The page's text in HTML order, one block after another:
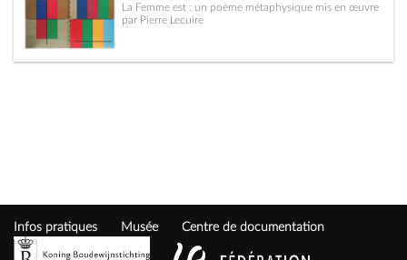
La Femme est : un poème métaphysique mis en œuvre
par Pierre Lecuire
Infos pratiques Musée Centre de documentation